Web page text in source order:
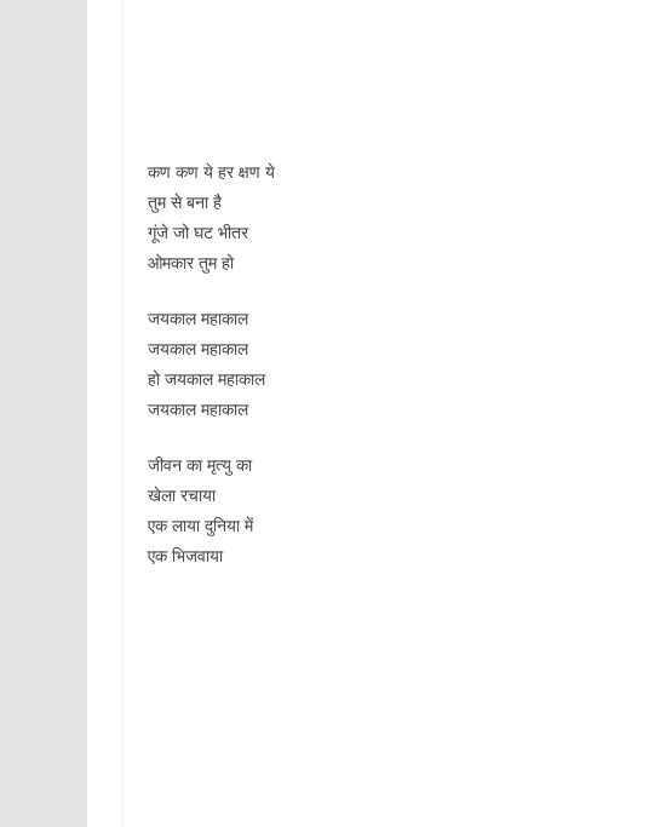
कण कण ये हर क्षण ये
तुम से बना है
गूंजे जो घट भीतर
ओमकार तुम हो
जयकाल महाकाल
जयकाल महाकाल
हो जयकाल महाकाल
जयकाल महाकाल
जीवन का मृत्यु का
खेला रचाया
एक लाया दुनिया में
एक भिजवाया